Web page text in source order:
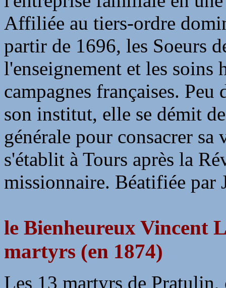
Affiliée au tiers-ordre
partir de 1696, les Soeurs
l'enseignement et les soins
campagnes françaises.
son institut, elle se démit
générale pour consacrer
s'établit à Tours après la
missionnaire. Béatifiée par
le Bienheureux Vincent
martyrs (en 1874)
Les 13 martyrs de